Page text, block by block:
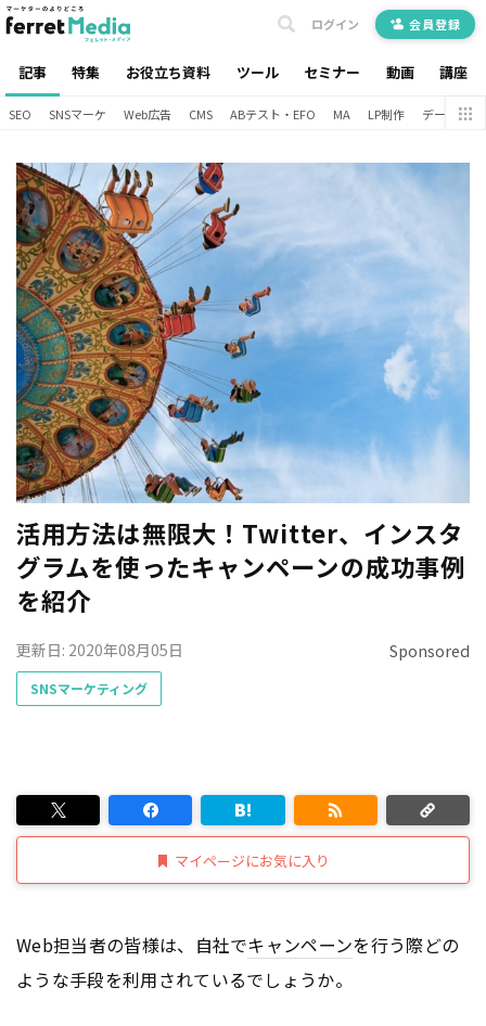
記事 特集 お役立ち資料 ツール セミナー 動画 講座
ログイン 会員登録
SEO SNSマーケ Web広告 CMS ABテスト・EFO MA LP制作 データ分析
活用方法は無限大！Twitter、インスタ
グラムを使ったキャンペーンの成功事例
を紹介
Sponsored
更新日: 2020年08月05日
SNSマーケティング
マイページにお気に入り
Web担当者の皆様は、自社でキャンペーンを行う際どの
ような手段を利用されているでしょうか。